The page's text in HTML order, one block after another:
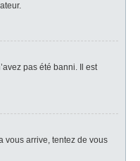
pas été banni. Il est
vous arrive, tentez de vous